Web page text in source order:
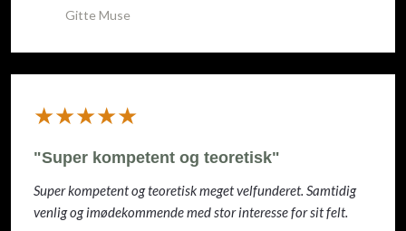
Gitte Muse
​★★★★★
"Super kompetent og teoretisk"
Super kompetent og teoretisk meget velfunderet. Samtidig
venlig og imødekommende med stor interesse for sit felt.